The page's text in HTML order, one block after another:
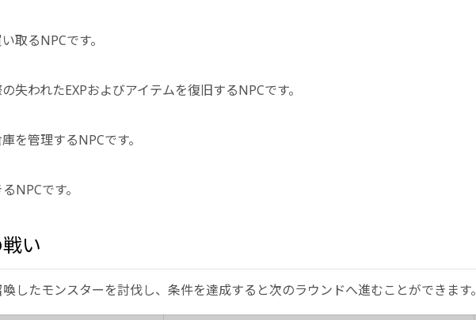
取るNPCです。
失われたEXPおよびアイテムを復旧するNPCです。
を管理するNPCです。
NPCです。
い
したモンスターを討伐し、条件を達成すると次のラウンドへ進むことができます。